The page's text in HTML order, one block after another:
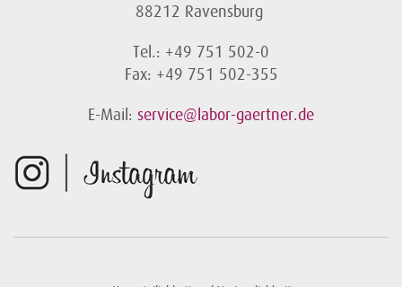
88212 Ravensburg
Tel.: +49 751 502-0
Fax: +49 751 502-355
E-Mail: service@labor-gaertner.de